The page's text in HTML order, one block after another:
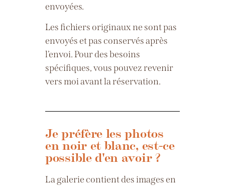
envoyées.
Les fichiers originaux ne sont pas
envoyés et pas conservés après
l’envoi. Pour des besoins
spécifiques, vous pouvez revenir
vers moi avant la réservation.
Je préfère les photos
en noir et blanc, est-ce
possible d'en avoir ?
La galerie contient des images en